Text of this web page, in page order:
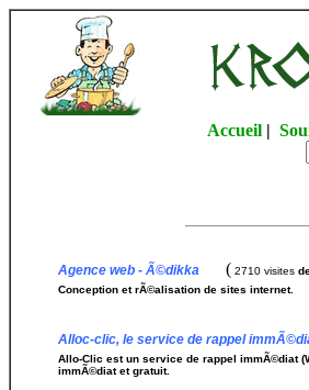
Accueil |
Agence web - Ã©dikka ( 2710 visites
Conception et rÃ©alisation de sites internet.
Alloc-clic, le service de rappel
Allo-Clic est un service de rappel immÃ©diat
immÃ©diat et gratuit.